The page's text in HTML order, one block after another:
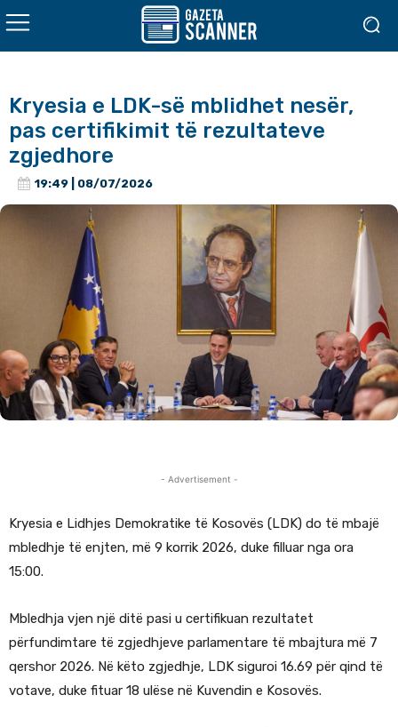
Kryesia e LDK-së mblidhet nesër,
pas certifikimit të rezultateve
zgjedhore
19:49 | 08/07/2026
- Advertisement -
Kryesia e Lidhjes Demokratike të Kosovës (LDK) do të mbajë
mbledhje të enjten, më 9 korrik 2026, duke filluar nga ora
15:00.
Mbledhja vjen një ditë pasi u certifikuan rezultatet
përfundimtare të zgjedhjeve parlamentare të mbajtura më 7
qershor 2026. Në këto zgjedhje, LDK siguroi 16.69 për qind të
votave, duke fituar 18 ulëse në Kuvendin e Kosovës.